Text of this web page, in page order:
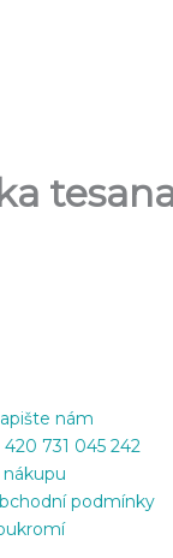
nám
420 731 045 242
nákupu
podmínky